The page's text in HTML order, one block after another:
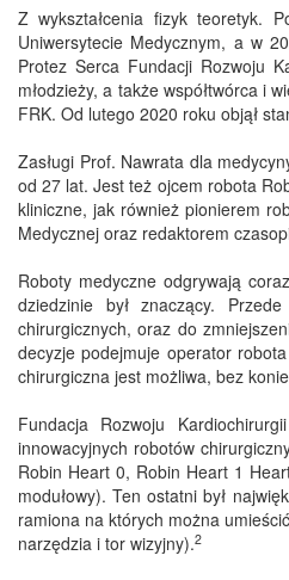
Z wykształcenia fizyk teoretyk.
Uniwersytecie Medycznym, a w
Protez Serca Fundacji Rozwoju
młodzieży, a także współtwórca i
FRK. Od lutego 2020 roku objął
Zasługi Prof. Nawrata dla
od 27 lat. Jest też ojcem robota
kliniczne, jak również pionierem
Medycznej oraz redaktorem
Roboty medyczne odgrywają
dziedzinie był znaczący.
chirurgicznych, oraz do
decyzje podejmuje operator
chirurgiczna jest możliwa, bez
Fundacja Rozwoju
innowacyjnych robotów
Robin Heart 0, Robin Heart 1
modułowy). Ten ostatni był
ramiona na których można
narzędzia i tor wizyjny).2